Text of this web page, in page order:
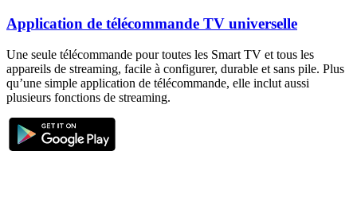
Application de télécommande TV universelle
Une seule télécommande pour toutes les Smart TV et tous les
appareils de streaming, facile à configurer, durable et sans pile. Plus
qu’une simple application de télécommande, elle inclut aussi
plusieurs fonctions de streaming.